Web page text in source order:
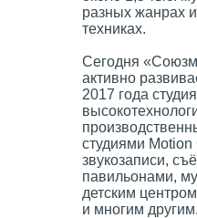
разных жанрах
техниках.
Сегодня
активно
2017 года
студиями Motion
звукозаписи,
павильонами,
детским
и многим другим.